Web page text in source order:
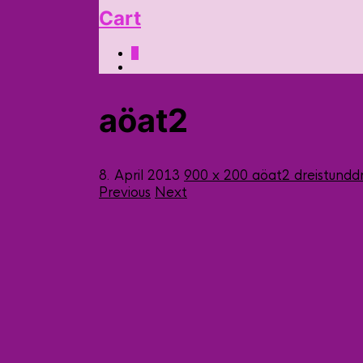
Cart
aöat2
8. April 2013 900 x 200 aöat2
Previous Next